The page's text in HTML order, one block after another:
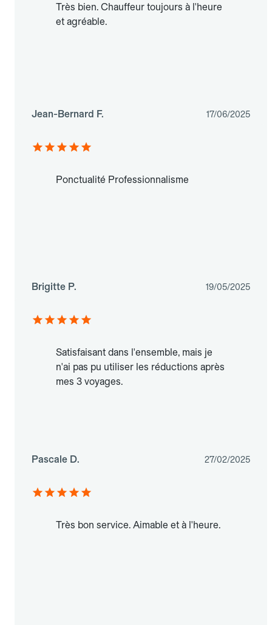
Très bien. Chauffeur toujours à l'heure
et agréable.
Jean-Bernard F. 17/06/2025
Ponctualité Professionnalisme
Brigitte P. 19/05/2025
Satisfaisant dans l'ensemble, mais je
n'ai pas pu utiliser les réductions après
mes 3 voyages.
Pascale D. 27/02/2025
Très bon service. Aimable et à l'heure.